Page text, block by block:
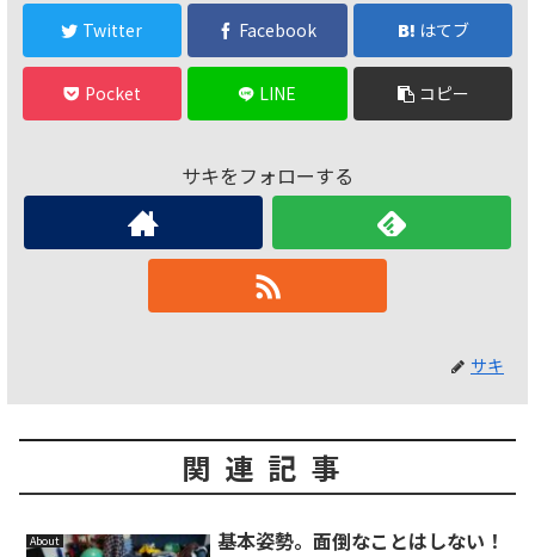
Twitter Facebook はてブ
Pocket LINE コピー
サキをフォローする
サキ
関連記事
About 基本姿勢。面倒なことはしない！